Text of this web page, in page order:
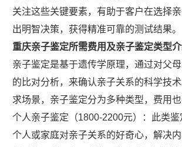
关注这些关键要素，有助于客户在选择
出明智决策，获得精准可靠的测试结果。
重庆亲子鉴定所需费用及亲子鉴定类型
亲子鉴定是基于遗传学原理，通过对父
的比对分析，来确认亲子关系的科学技
求场景，亲子鉴定分为多种类型，费用也
个人亲子鉴定（1800-2200元）：此类鉴
个人或家庭对亲子关系的好奇心，解决